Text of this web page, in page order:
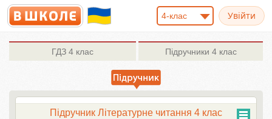
4-клас
ГДЗ 4 клас Підручники 4 клас
Підручник Літературне читання 4 клас